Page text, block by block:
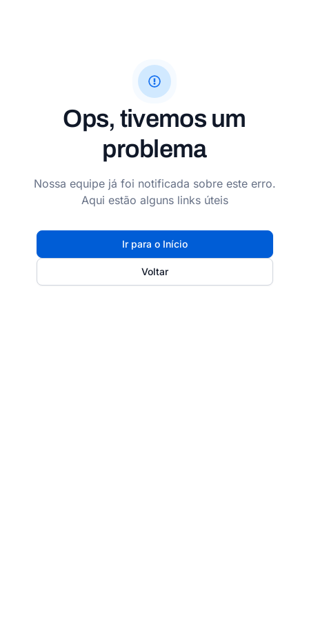
Ops, tivemos um
problema
Nossa equipe já foi notificada sobre este erro.
Aqui estão alguns links úteis
Ir para o Início
Voltar